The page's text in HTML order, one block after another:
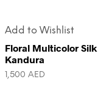
Add to Wishlist
Floral Multicolor Silk
Kandura
1,500 AED